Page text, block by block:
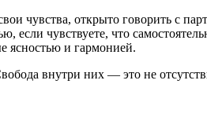
чувства, открыто говорить с
чувствуете, что
ясностью и гармонией.
внутри них — это не